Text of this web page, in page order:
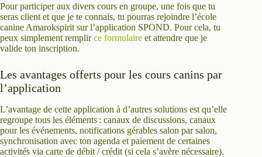
Pour participer aux divers cours en groupe, une fois que tu
seras client et que je te connais, tu pourras rejoindre l’école
canine Amarokspirit sur l’application SPOND. Pour cela, tu
peux simplement remplirce formulaire et attendre que je
valide ton inscription.
Les avantages offerts pour les cours canins par
l’application
L’avantage de cette application à d’autres solutions est qu’elle
regroupe tous les éléments : canaux de discussions, canaux
pour les événements, notifications gérables salon par salon,
synchronisation avec ton agenda et paiement de certaines
activités via carte de débit / crédit (si cela s’avère nécessaire).